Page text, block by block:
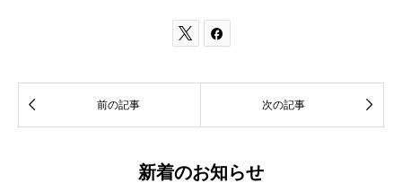
 
 前の記事 次の記事 
新着のお知らせ